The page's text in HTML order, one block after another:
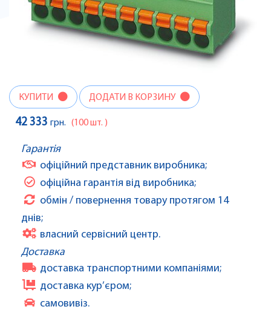
КУПИТИ ДОДАТИ В КОРЗИНУ
42 333 грн. (100 шт. )
Гарантія
офіційний представник виробника;
офіційна гарантія від виробника;
обмін / повернення товару протягом 14
днів;
власний сервісний центр.
Доставка
доставка транспортними компаніями;
доставка кур’єром;
самовивіз.